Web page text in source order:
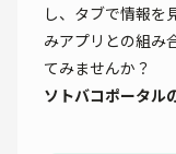
し、タブで情報を
みアプリとの組み
てみませんか？
ソトバコポータル